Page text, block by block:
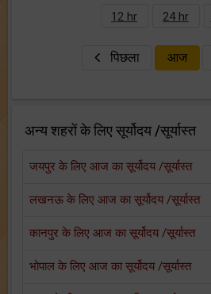
12 hr 24 hr
पिछला आज
अन्य शहरों के लिए सूर्योदय /सूर्यास्त
जयपुर के लिए आज का सूर्योदय /सूर्यास्त
लखनऊ के लिए आज का सूर्योदय /सूर्यास्त
कानपुर के लिए आज का सूर्योदय /सूर्यास्त
भोपाल के लिए आज का सूर्योदय /सूर्यास्त